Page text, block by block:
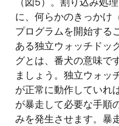
に、何らかのきっかけ
プログラムを開始する
ある独立ウォッチドッ
グとは、番犬の意味で
ましょう。独立ウォッ
が正常に動作していれ
が暴走して必要な手順
みを発生させます。暴